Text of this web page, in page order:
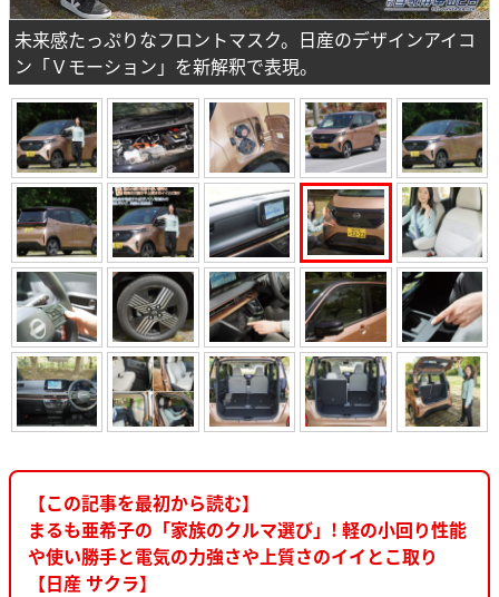
未来感たっぷりなフロントマスク。日産のデザインアイコ
ン「Ｖモーション」を新解釈で表現。
【この記事を最初から読む】
まるも亜希子の「家族のクルマ選び」! 軽の小回り性能
や使い勝手と電気の力強さや上質さのイイとこ取り
【日産 サクラ】